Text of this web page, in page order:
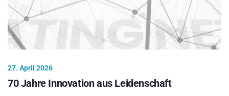
27. April 2026
70 Jahre Innovation aus Leidenschaft